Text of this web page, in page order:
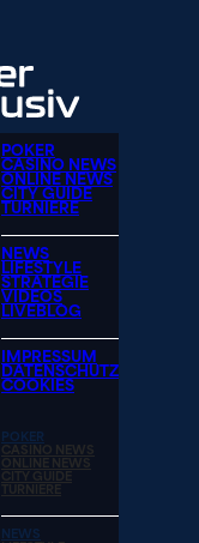
POKER
CASINO NEWS
ONLINE NEWS
CITY GUIDE
TURNIERE
NEWS
LIFESTYLE
STRATEGIE
VIDEOS
LIVEBLOG
IMPRESSUM
DATENSCHUTZ
COOKIES
POKER
CASINO NEWS
ONLINE NEWS
CITY GUIDE
TURNIERE
NEWS